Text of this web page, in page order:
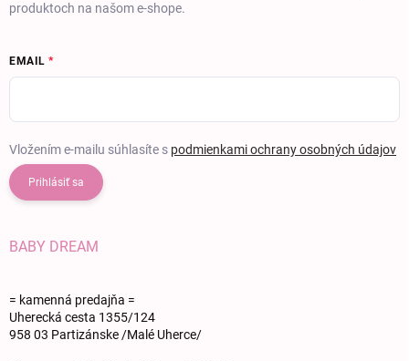
produktoch na našom e-shope.
EMAIL
Vložením e-mailu súhlasíte s podmienkami ochrany osobných údajov
Prihlásiť sa
BABY DREAM
= kamenná predajňa =
Uherecká cesta 1355/124
958 03 Partizánske /Malé Uherce/